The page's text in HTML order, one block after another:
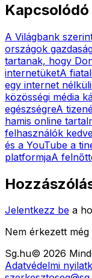
Kapcsolódó
A Világbank
országok
tartanak, hogy
internetüketA
egy internet
közösségi média
egészségreA
hamis online
felhasználók
és a YouTube a
platformjaA
Jelentkezz be a
Nem érkezett
Sg.hu© 2026
Adatvédelmi